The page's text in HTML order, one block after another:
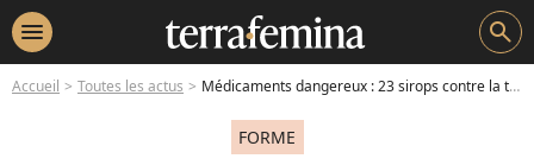
menu search
Accueil Toutes les actus Médicaments dangereux : 23 sirops contre la toux passent sous ordonnance
FORME